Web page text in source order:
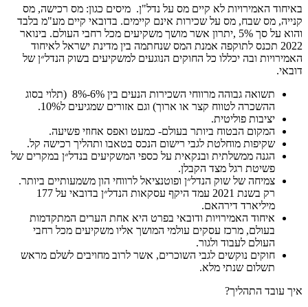
באיחוד האמירויות לא קיים מס על נדל"ן. מיסים כגון: מס רכישה, מס
קנייה, מס שבח, מס על שכירות אינם קיימים. בדובאי קיים מע"מ בלבד
והוא על סך 5% ,יתרון אשר מושך משקיעים מכל רחבי העולם. בינואר
2022 תכנס לתוקפה אמנת המס שנחתמה בין מדינת ישראל לאיחוד
האמירויות ובה יכללו כל החוקים הנוגעים למשקיעים בשוק הנדל״ן של
דובאי.
תשואה גבוהה מרווחי השכירות הנעים בין 6%-8% (תלוי בסוג
ההשכרה לטווח קצר או ארוך) וגם אזורים שמגיעים ל10%.
יציבות פוליטית.
המקום הבטוח ביותר בעולם- כמעט ואפס אחוזי פשיעה.
שקיפות מוחלטת לגבי רישום הנכס בטאבו ותהליך רכישה קל.
הגנה ממשלתית ובנקאית על כספי המשקיעים בנדל״ן במקרים של
פשיטת רגל מצד הקבלן.
צמיחה של שוק הנדל״ן ופוטנציאל לרווחי הון משמעותיים ביותר.
רק בשנת 2021 עמד היקף עסקאות הנדל״ן בדובאי על 177
מיליארד דירהאם.
איחוד האמירויות ודובאי בפרט היא אחת הערים המתקדמות
בעולם, מרכז עסקים עולמי המושך אליו משקיעים מכל רחבי
העולם לעבוד ולגור.
חוקים נוקשים לגבי השוכרים, אשר לרוב מחויבים לשלם מראש
תשלום שנתי מלא.
איך עובד התהליך?